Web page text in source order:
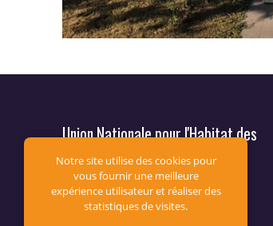
Union Nationale pour l'Habitat des
Jeunes
12, av. du Général de Gaulle
CS 60019
94307 Vincennes
Notre site utilise des cookies pour
vous fournir une meilleure
expérience utilisateur et réaliser des
statistiques de visites.